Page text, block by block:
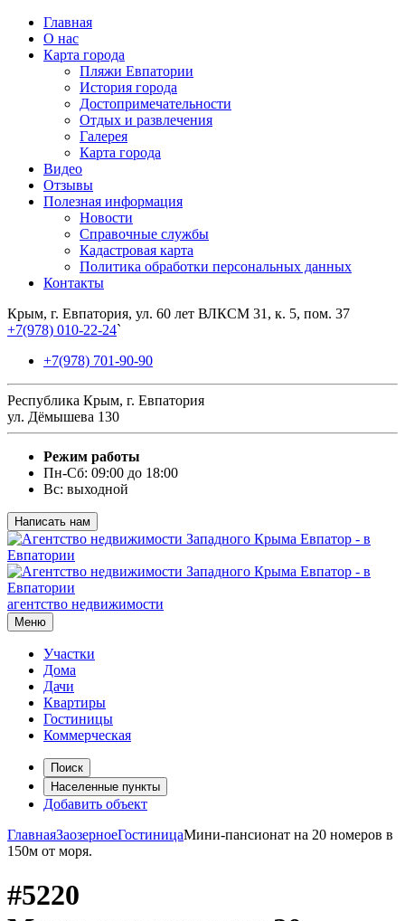
Главная
О нас
Карта города
Пляжи Евпатории
История города
Достопримечательности
Отдых и развлечения
Галерея
Карта города
Видео
Отзывы
Полезная информация
Новости
Справочные службы
Кадастровая карта
Политика обработки персональных данных
Контакты
Крым, г. Евпатория, ул. 60 лет ВЛКСМ 31, к. 5, пом. 37
+7(978) 010-22-24`
+7(978) 701-90-90
Республика Крым, г. Евпатория
ул. Дёмышева 130
Режим работы
Пн-Сб: 09:00 до 18:00
Вс: выходной
Написать нам
агентство недвижимости
Меню
Участки
Дома
Дачи
Квартиры
Гостиницы
Коммерческая
Поиск
Населенные пункты
Добавить объект
ГлавнаяЗаозерноеГостиницаМини-пансионат на 20 номеров в
150м от моря.
#5220